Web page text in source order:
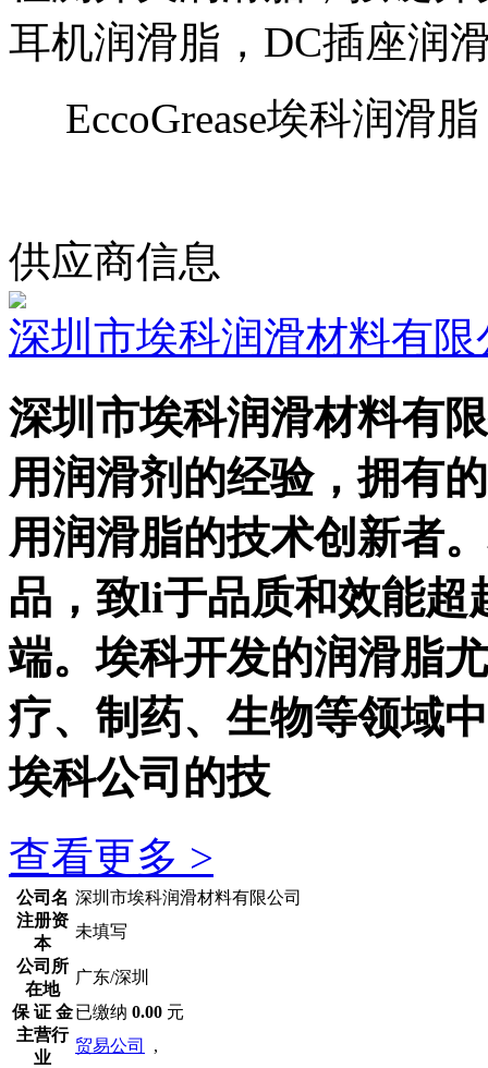
耳机润滑脂， DC插座润
EccoGrease埃科润滑
供应商信息
深圳市埃科润滑材料有限
深圳市埃科润滑材料有
用润滑剂的经验，拥有
用润滑脂的技术创新者
品，致li于品质和效能超
端。埃科开发的润滑脂
疗、制药、生物等领域
埃科公司的技
查看更多 >
公司名 深圳市埃科润滑材料有限公司
注册资
本
未填写
公司所
在地
广东/深圳
保 证 金 已缴纳 0.00 元
主营行
业
贸易公司
,